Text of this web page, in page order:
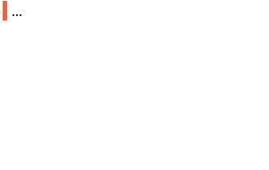
...